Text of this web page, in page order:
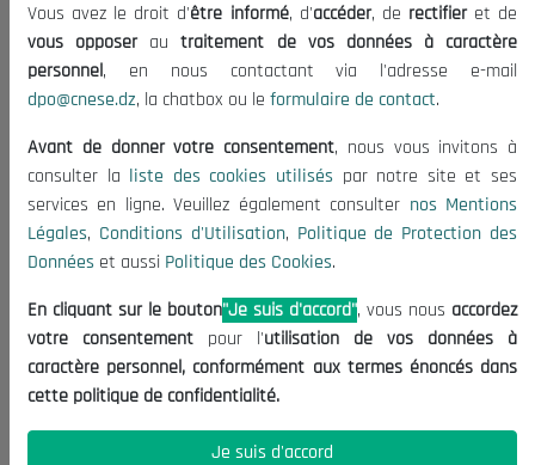
Informations utiles
Appels d'offres et Consultations
Mentions Légales
Conditions d'Utilisation
Politique de Protection des Données
Politique des Cookies
Nous Contacter
(+213) 021 98 01 00|01|02
contact@cnese.dz
Suggestions ou Initiatives ?
Newsletter
dernières nouvelles.
Vous avez le droit d'être informé, d'accéder, de rectifieret de
vous opposerautraitement de vos données à caractère
personnel, en nous contactant via l'adresse e-mail
dpo@cnese.dz, la chatbox ou le formulaire de contact.
Avant de donner votre consentement, nous vous invitons à
consulter la liste des cookies utilisés par notre site et ses
services en ligne. Veuillez également consulter nos Mentions
Légales, Conditions d'Utilisation, Politique de Protection des
Données et aussi Politique des Cookies.
En cliquant sur le bouton"Je suis d'accord", vous nous accordez
votre consentement pour l'utilisation de vos données à
caractère personnel, conformément aux termes énoncés dans
cette politique de confidentialité.
Je suis d'accord